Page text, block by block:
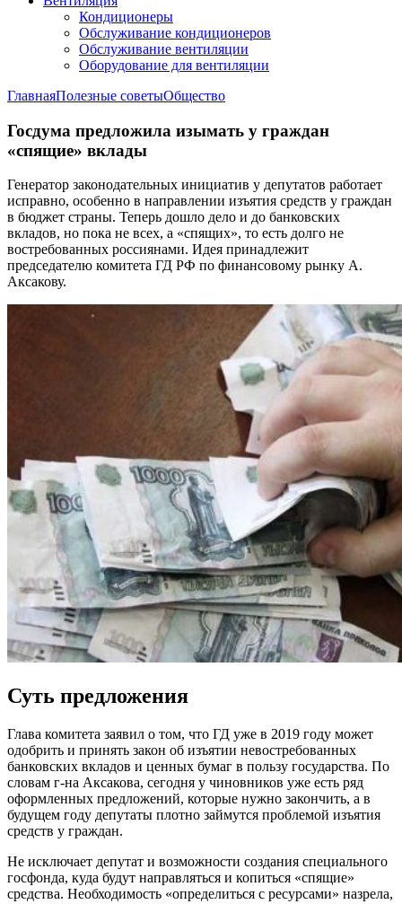
Кондиционеры
Обслуживание кондиционеров
Обслуживание вентиляции
Оборудование для вентиляции
ГлавнаяПолезные советыОбщество
Госдума предложила изымать у граждан
«спящие» вклады
Генератор законодательных инициатив у депутатов работает
исправно, особенно в направлении изъятия средств у граждан
в бюджет страны. Теперь дошло дело и до банковских
вкладов, но пока не всех, а «спящих», то есть долго не
востребованных россиянами. Идея принадлежит
председателю комитета ГД РФ по финансовому рынку А.
Аксакову.
Суть предложения
Глава комитета заявил о том, что ГД уже в 2019 году может
одобрить и принять закон об изъятии невостребованных
банковских вкладов и ценных бумаг в пользу государства. По
словам г-на Аксакова, сегодня у чиновников уже есть ряд
оформленных предложений, которые нужно закончить, а в
будущем году депутаты плотно займутся проблемой изъятия
средств у граждан.
Не исключает депутат и возможности создания специального
госфонда, куда будут направляться и копиться «спящие»
средства. Необходимость «определиться с ресурсами» назрела,